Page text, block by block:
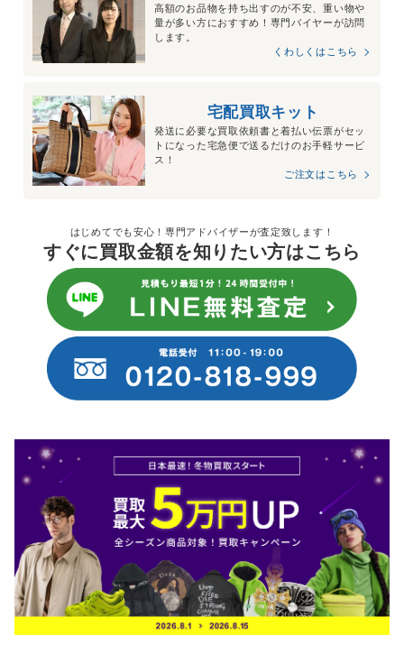
高額のお品物を持ち出すのが不安、重い物や
量が多い方におすすめ！専門バイヤーが訪問
します。
くわしくはこちら
宅配買取キット
発送に必要な買取依頼書と着払い伝票がセッ
トになった宅急便で送るだけのお手軽サービ
ス！
ご注文はこちら
はじめてでも安心！専門アドバイザーが査定致します！
すぐに買取金額を知りたい方はこちら